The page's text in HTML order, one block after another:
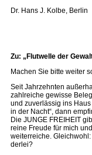
Dr. Hans J. Kolbe, Berlin
Zu: „Flutwelle der
Machen Sie bitte weiter
Seit Jahrzehnten
zahlreiche gewisse
und zuverlässig ins Haus
in der Nacht“, dann
Die JUNGE FREIHEIT
reine Freude für mich
weiterreiche.
derlei?